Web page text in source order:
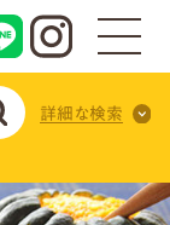
詳細な検索